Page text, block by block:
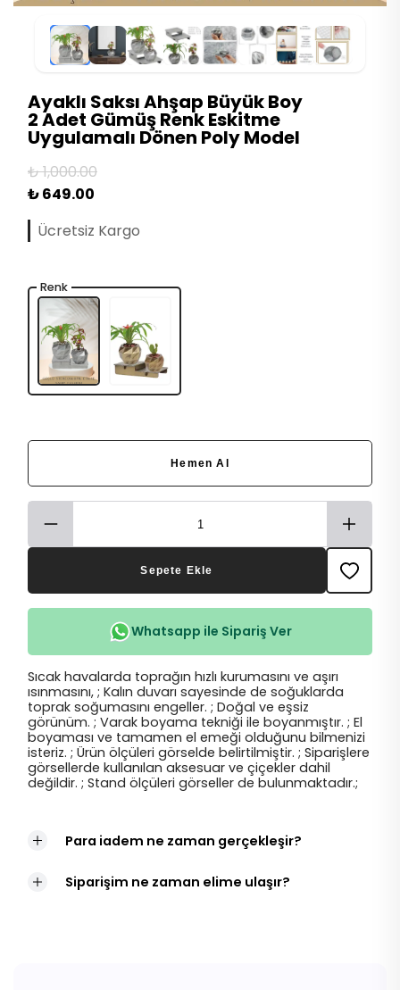
Ayaklı Saksı Ahşap Büyük Boy
2 Adet Gümüş Renk Eskitme
Uygulamalı Dönen Poly Model
₺ 1,000.00
₺ 649.00
Ücretsiz Kargo
Renk
Hemen Al
Sepete Ekle
Whatsapp ile Sipariş Ver
Sıcak havalarda toprağın hızlı kurumasını ve aşırı
ısınmasını, ; Kalın duvarı sayesinde de soğuklarda
toprak soğumasını engeller. ; Doğal ve eşsiz
görünüm. ; Varak boyama tekniği ile boyanmıştır. ; El
boyaması ve tamamen el emeği olduğunu bilmenizi
isteriz. ; Ürün ölçüleri görselde belirtilmiştir. ; Siparişlere
görsellerde kullanılan aksesuar ve çiçekler dahil
değildir. ; Stand ölçüleri görseller de bulunmaktadır.;
Para iadem ne zaman gerçekleşir?
Siparişim ne zaman elime ulaşır?